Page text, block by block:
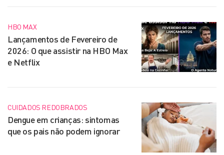
HBO MAX
Lançamentos de Fevereiro de
2026: O que assistir na HBO Max
e Netflix
CUIDADOS REDOBRADOS
Dengue em crianças: sintomas
que os pais não podem ignorar